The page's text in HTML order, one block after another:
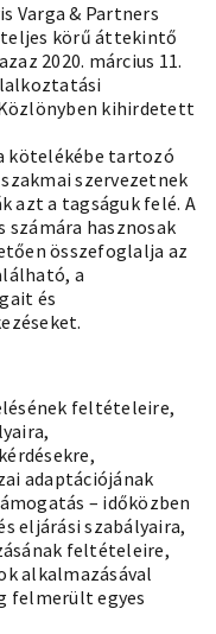
Varga & Partners
teljes körű áttekintő
2020. március 11.
kihirdetett
kötelékébe tartozó
szervezetnek
azt a tagságuk felé. A
hasznosak
összefoglalja az
a
és
feltételeire,
adaptációjának
– időközben
eljárási szabályaira,
feltételeire,
alkalmazásával
felmerült egyes